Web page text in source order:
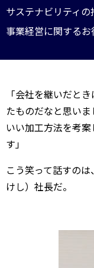
サステナビリティ
事業経営に関する
「会社を継いだと
たものだなと思い
いい加工方法を考
す」
こう笑って話すの
けし）社長だ。